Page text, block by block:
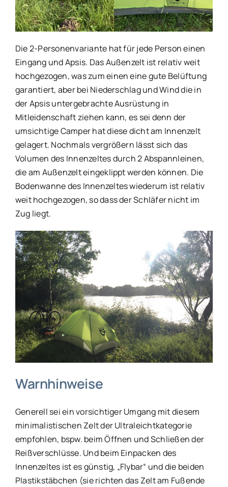
Die 2-Personenvariante hat für jede Person einen
Eingang und Apsis. Das Außenzelt ist relativ weit
hochgezogen, was zum einen eine gute Belüftung
garantiert, aber bei Niederschlag und Wind die in
der Apsis untergebrachte Ausrüstung in
Mitleidenschaft ziehen kann, es sei denn der
umsichtige Camper hat diese dicht am Innenzelt
gelagert. Nochmals vergrößern lässt sich das
Volumen des Innenzeltes durch 2 Abspannleinen,
die am Außenzelt eingeklippt werden können. Die
Bodenwanne des Innenzeltes wiederum ist relativ
weit hochgezogen, so dass der Schläfer nicht im
Zug liegt.
Warnhinweise
Generell sei ein vorsichtiger Umgang mit diesem
minimalistischen Zelt der Ultraleichtkategorie
empfohlen, bspw. beim Öffnen und Schließen der
Reißverschlüsse. Und beim Einpacken des
Innenzeltes ist es günstig, „Flybar“ und die beiden
Plastikstäbchen (sie richten das Zelt am Fußende